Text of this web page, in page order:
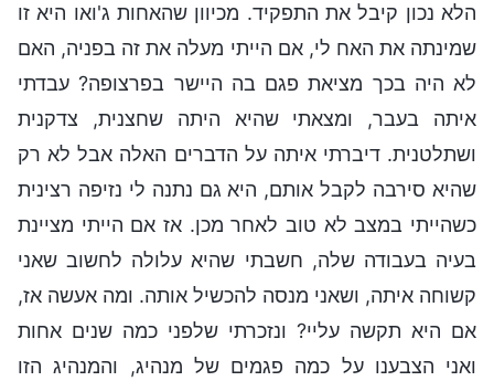
הלא נכון קיבל את התפקיד. מכיוון שהאחות ג'ואו היא זו
שמינתה את האח לי, אם הייתי מעלה את זה בפניה, האם
לא היה בכך מציאת פגם בה היישר בפרצופה? עבדתי
איתה בעבר, ומצאתי שהיא היתה שחצנית, צדקנית
ושתלטנית. דיברתי איתה על הדברים האלה אבל לא רק
שהיא סירבה לקבל אותם, היא גם נתנה לי נזיפה רצינית
כשהייתי במצב לא טוב לאחר מכן. אז אם הייתי מציינת
בעיה בעבודה שלה, חשבתי שהיא עלולה לחשוב שאני
קשוחה איתה, ושאני מנסה להכשיל אותה. ומה אעשה אז,
אם היא תקשה עליי? ונזכרתי שלפני כמה שנים אחות
ואני הצבענו על כמה פגמים של מנהיג, והמנהיג הזו